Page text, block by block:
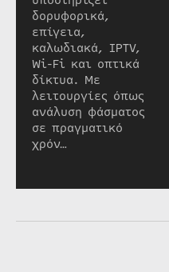
δορυφορικά,
επίγεια,
καλωδιακά, IPTV,
Wi-Fi και οπτικά
δίκτυα. Με
λειτουργίες όπως
ανάλυση φάσματος
σε πραγματικό
χρόν…